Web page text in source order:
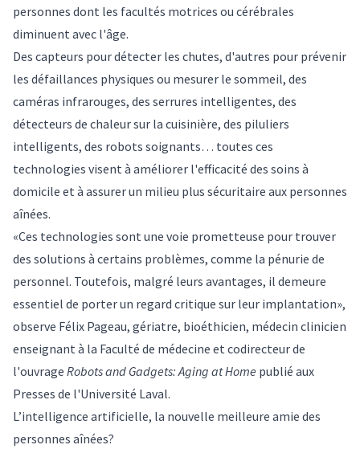
personnes dont les facultés motrices ou cérébrales
diminuent avec l'âge.
Des capteurs pour détecter les chutes, d'autres pour prévenir
les défaillances physiques ou mesurer le sommeil, des
caméras infrarouges, des serrures intelligentes, des
détecteurs de chaleur sur la cuisinière, des piluliers
intelligents, des robots soignants… toutes ces
technologies visent à améliorer l'efficacité des soins à
domicile et à assurer un milieu plus sécuritaire aux personnes
aînées.
«Ces technologies sont une voie prometteuse pour trouver
des solutions à certains problèmes, comme la pénurie de
personnel. Toutefois, malgré leurs avantages, il demeure
essentiel de porter un regard critique sur leur implantation»,
observe Félix Pageau, gériatre, bioéthicien, médecin clinicien
enseignant à la Faculté de médecine et codirecteur de
l'ouvrage Robots and Gadgets: Aging at Home publié aux
Presses de l'Université Laval.
L’intelligence artificielle, la nouvelle meilleure amie des
personnes aînées?